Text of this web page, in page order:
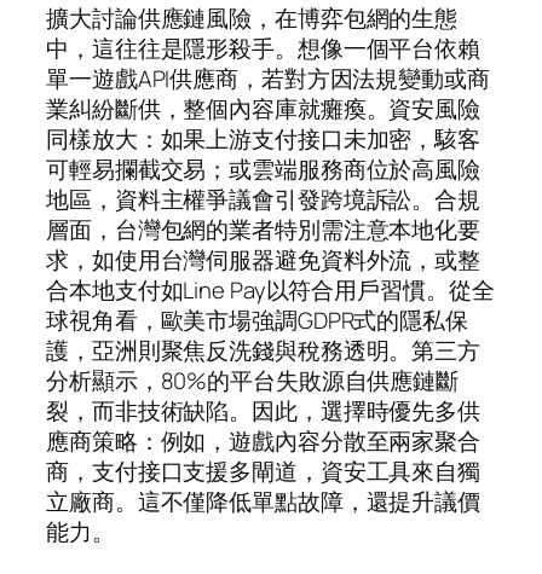
擴大討論供應鏈風險，在博弈包網的生態
中，這往往是隱形殺手。想像一個平台依賴
單一遊戲API供應商，若對方因法規變動或商
業糾紛斷供，整個內容庫就癱瘓。資安風險
同樣放大：如果上游支付接口未加密，駭客
可輕易攔截交易；或雲端服務商位於高風險
地區，資料主權爭議會引發跨境訴訟。合規
層面，台灣包網的業者特別需注意本地化要
求，如使用台灣伺服器避免資料外流，或整
合本地支付如Line Pay以符合用戶習慣。從全
球視角看，歐美市場強調GDPR式的隱私保
護，亞洲則聚焦反洗錢與稅務透明。第三方
分析顯示，80%的平台失敗源自供應鏈斷
裂，而非技術缺陷。因此，選擇時優先多供
應商策略：例如，遊戲內容分散至兩家聚合
商，支付接口支援多閘道，資安工具來自獨
立廠商。這不僅降低單點故障，還提升議價
能力。